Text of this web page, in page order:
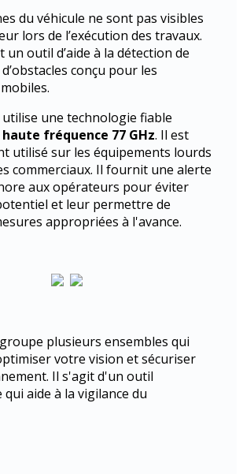
du véhicule ne sont pas visibles
lors de l’exécution des travaux.
un outil d’aide à la détection de
conçu pour les
utilise une technologie fiable
fréquence 77 GHz. Il est
utilisé sur les équipements lourds
commerciaux. Il fournit une alerte
aux opérateurs pour éviter
et leur permettre de
appropriées à l'avance.
plusieurs ensembles qui
votre vision et sécuriser
Il s'agit d'un outil
aide à la vigilance du